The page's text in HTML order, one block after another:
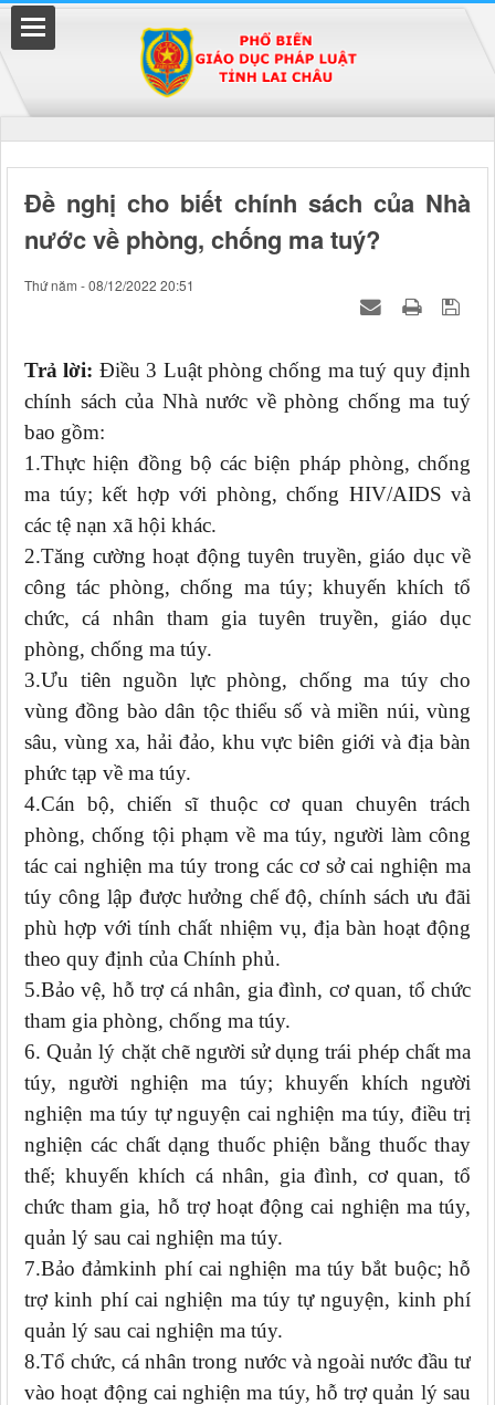
Đề nghị cho biết chính sách của Nhà
nước về phòng, chống ma tuý?
Thứ năm - 08/12/2022 20:51
Trả lời: Điều 3 Luật phòng chống ma tuý quy định
chính sách của Nhà nước về phòng chống ma tuý
bao gồm:
1.Thực hiện đồng bộ các biện pháp phòng, chống
ma túy; kết hợp với phòng, chống HIV/AIDS và
các tệ nạn xã hội khác.
2.Tăng cường hoạt động tuyên truyền, giáo dục về
công tác phòng, chống ma túy; khuyến khích tổ
chức, cá nhân tham gia tuyên truyền, giáo dục
phòng, chống ma túy.
3.Ưu tiên nguồn lực phòng, chống ma túy cho
vùng đồng bào dân tộc thiểu số và miền núi, vùng
sâu, vùng xa, hải đảo, khu vực biên giới và địa bàn
phức tạp về ma túy.
4.Cán bộ, chiến sĩ thuộc cơ quan chuyên trách
phòng, chống tội phạm về ma túy, người làm công
tác cai nghiện ma túy trong các cơ sở cai nghiện ma
túy công lập được hưởng chế độ, chính sách ưu đãi
phù hợp với tính chất nhiệm vụ, địa bàn hoạt động
theo quy định của Chính phủ.
5.Bảo vệ, hỗ trợ cá nhân, gia đình, cơ quan, tổ chức
tham gia phòng, chống ma túy.
6. Quản lý chặt chẽ người sử dụng trái phép chất ma
túy, người nghiện ma túy; khuyến khích người
nghiện ma túy tự nguyện cai nghiện ma túy, điều trị
nghiện các chất dạng thuốc phiện bằng thuốc thay
thế; khuyến khích cá nhân, gia đình, cơ quan, tổ
chức tham gia, hỗ trợ hoạt động cai nghiện ma túy,
quản lý sau cai nghiện ma túy.
7.Bảo đảmkinh phí cai nghiện ma túy bắt buộc; hỗ
trợ kinh phí cai nghiện ma túy tự nguyện, kinh phí
quản lý sau cai nghiện ma túy.
8.Tổ chức, cá nhân trong nước và ngoài nước đầu tư
vào hoạt động cai nghiện ma túy, hỗ trợ quản lý sau
Đã kết nối EMC